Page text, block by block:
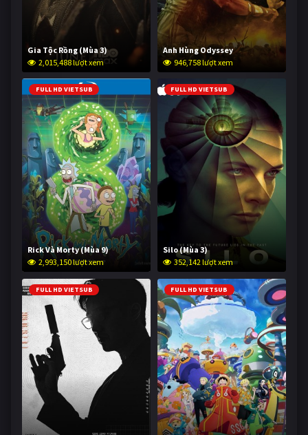
Gia Tộc Rồng (Mùa 3)
2,015,488 lượt xem
Anh Hùng Odyssey
946,758 lượt xem
FULL HD VIETSUB
Rick Và Morty (Mùa 9)
2,993,150 lượt xem
FULL HD VIETSUB
Silo (Mùa 3)
352,142 lượt xem
FULL HD VIETSUB FULL HD VIETSUB